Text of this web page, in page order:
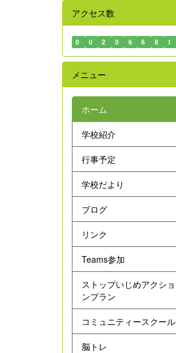
アクセス数
0 0 2 0 6 6 8 1
メニュー
ホーム
学校紹介
行事予定
学校だより
ブログ
リンク
Teams参加
ストップいじめアクショ
ンプラン
コミュニティースクール
脳トレ